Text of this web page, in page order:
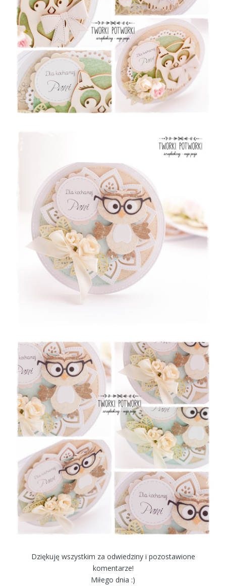
Dziękuję wszystkim za odwiedziny i pozostawione
komentarze!
Miłego dnia :)